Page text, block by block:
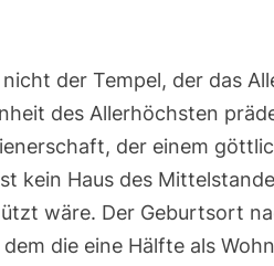
der Tempel, der das
des Allerhöchsten
der einem
kein Haus des
wäre. Der Geburtsort
die eine Hälfte als